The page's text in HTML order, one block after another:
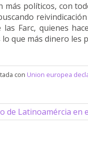
más políticos, con
Farc, quienes
que más dinero les
con Union europea
de Latinoamércia